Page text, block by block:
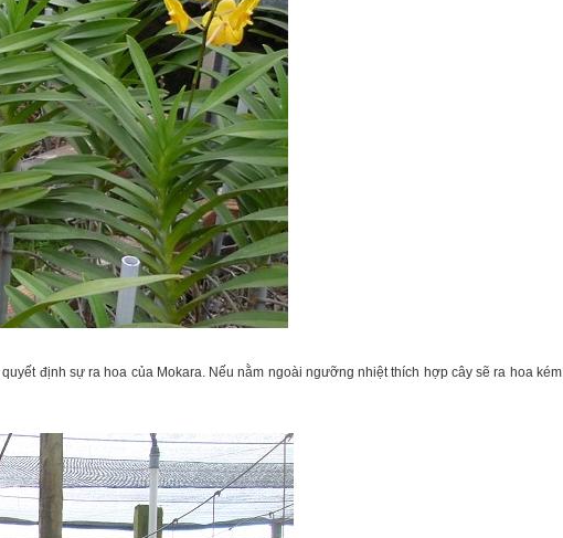
định sự ra hoa của Mokara. Nếu nằm ngoài ngưỡng nhiệt thích hợp cây sẽ ra hoa kém